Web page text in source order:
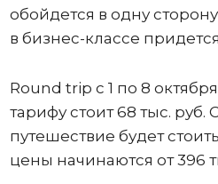
обойдется в одну
в бизнес-классе
Round trip с 1 по 8
тарифу стоит 68 тыс. руб.
путешествие будет
цены начинаются от 396